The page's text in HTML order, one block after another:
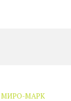
МИРО-МАРК